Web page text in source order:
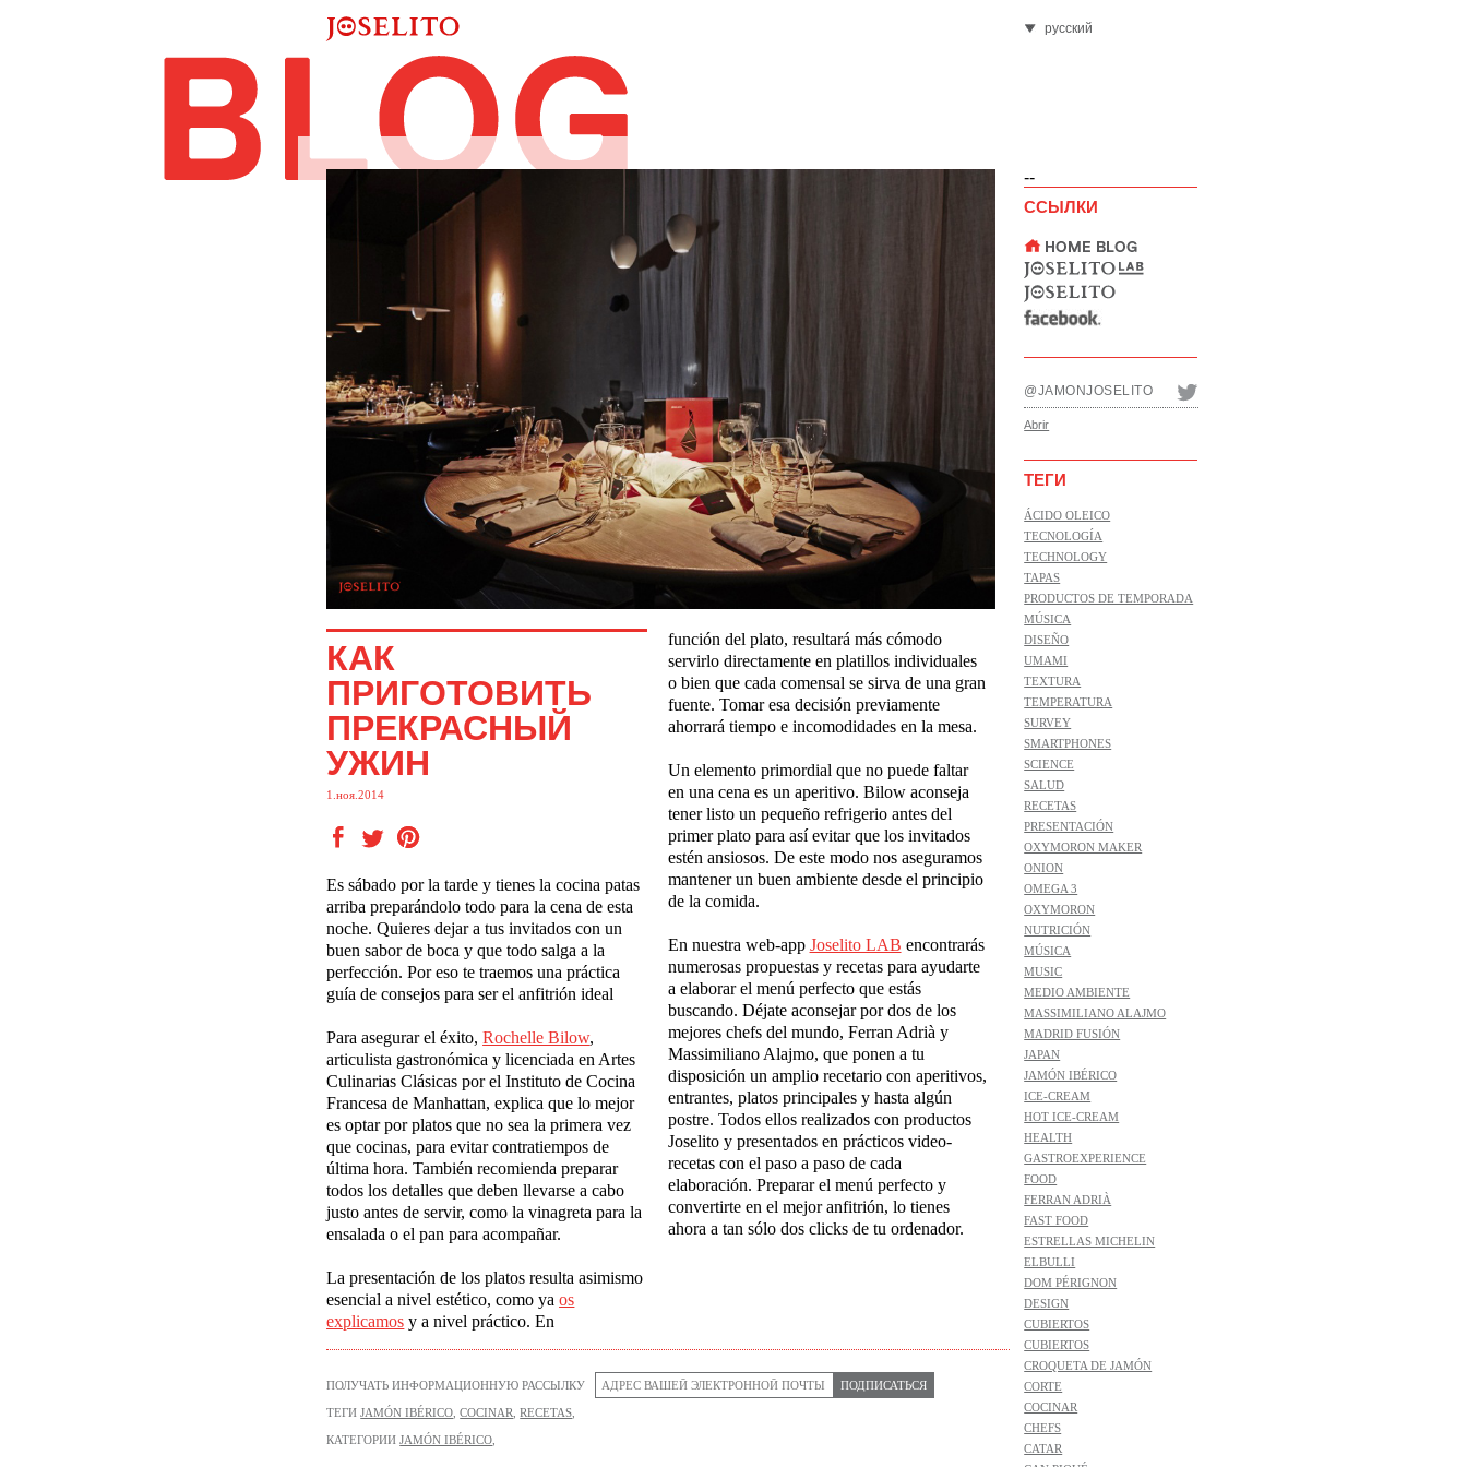
русский
КАК
ПРИГОТОВИТЬ
ПРЕКРАСНЫЙ
УЖИН
1.ноя.2014
Es sábado por la tarde y tienes la cocina patas
arriba preparándolo todo para la cena de esta
noche. Quieres dejar a tus invitados con un
buen sabor de boca y que todo salga a la
perfección. Por eso te traemos una práctica
guía de consejos para ser el anfitrión ideal
Para asegurar el éxito,Rochelle Bilow,
articulista gastronómica y licenciada en Artes
Culinarias Clásicas por el Instituto de Cocina
Francesa de Manhattan, explica que lo mejor
es optar por platos que no sea la primera vez
que cocinas, para evitar contratiempos de
última hora. También recomienda preparar
todos los detalles que deben llevarse a cabo
justo antes de servir, como la vinagreta para la
ensalada o el pan para acompañar.
La presentación de los platos resulta asimismo
esencial a nivel estético, como yaos
explicamos y a nivel práctico. En
función del plato, resultará más cómodo
servirlo directamente en platillos individuales
o bien que cada comensal se sirva de una gran
fuente. Tomar esa decisión previamente
ahorrará tiempo e incomodidades en la mesa.
Un elemento primordial que no puede faltar
en una cena es un aperitivo. Bilow aconseja
tener listo un pequeño refrigerio antes del
primer plato para así evitar que los invitados
estén ansiosos. De este modo nos aseguramos
mantener un buen ambiente desde el principio
de la comida.
En nuestra web-app Joselito LAB encontrarás
numerosas propuestas y recetas para ayudarte
a elaborar el menú perfecto que estás
buscando. Déjate aconsejar por dos de los
mejores chefs del mundo, Ferran Adrià y
Massimiliano Alajmo, que ponen a tu
disposición un amplio recetario con aperitivos,
entrantes, platos principales y hasta algún
postre. Todos ellos realizados con productos
Joselito y presentados en prácticos video-
recetas con el paso a paso de cada
elaboración. Preparar el menú perfecto y
convertirte en el mejor anfitrión, lo tienes
ahora a tan sólo dos clicks de tu ordenador.
ПОЛУЧАТЬ ИНФОРМАЦИОННУЮ РАССЫЛКУ ПОДПИСАТЬСЯ
ТЕГИJAMÓN IBÉRICO ,COCINAR ,RECETAS
КАТЕГОРИИJAMÓN IBÉRICO
--
ССЫЛКИ
@JAMONJOSELITO
Abrir
ТЕГИ
ÁCIDO OLEICO
TECNOLOGÍA
TECHNOLOGY
TAPAS
PRODUCTOS DE TEMPORADA
MÚSICA
DISEÑO
UMAMI
TEXTURA
TEMPERATURA
SURVEY
SMARTPHONES
SCIENCE
SALUD
RECETAS
PRESENTACIÓN
OXYMORON MAKER
ONION
OMEGA 3
OXYMORON
NUTRICIÓN
MÚSICA
MUSIC
MEDIO AMBIENTE
MASSIMILIANO ALAJMO
MADRID FUSIÓN
JAPAN
JAMÓN IBÉRICO
ICE-CREAM
HOT ICE-CREAM
HEALTH
GASTROEXPERIENCE
FOOD
FERRAN ADRIÀ
FAST FOOD
ESTRELLAS MICHELIN
ELBULLI
DOM PÉRIGNON
DESIGN
CUBIERTOS
CUBIERTOS
CROQUETA DE JAMÓN
CORTE
COCINAR
CHEFS
CATAR